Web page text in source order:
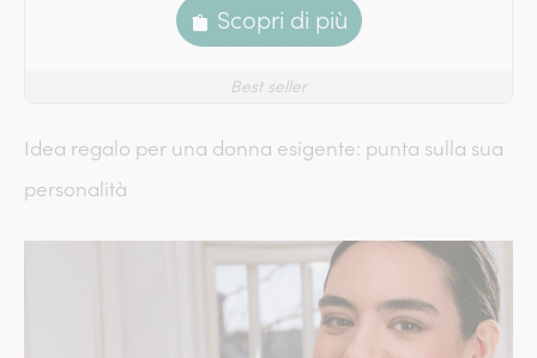
Scopri di più
Best seller
Idea regalo per una donna esigente: punta sulla sua
personalità